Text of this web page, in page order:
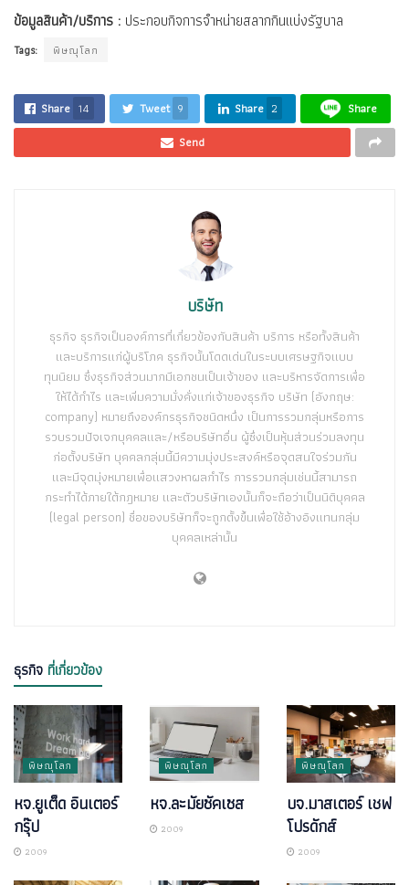
ข้อมูลสินค้า/บริการ : ประกอบกิจการจำหน่ายสลากกินแบ่งรัฐบาล
Tags: พิษณุโลก
Share 14 Tweet 9 Share 2
Share
Send
บริษัท
ธุรกิจ ธุรกิจเป็นองค์การที่เกี่ยวข้องกับสินค้า บริการ หรือทั้งสินค้า
และบริการแก่ผู้บริโภค ธุรกิจนั้นโดดเด่นในระบบเศรษฐกิจแบบ
ทุนนิยม ซึ่งธุรกิจส่วนมากมีเอกชนเป็นเจ้าของ และบริหารจัดการเพื่อ
ให้ได้กำไร และเพิ่มความมั่งคั่งแก่เจ้าของธุรกิจ บริษัท (อังกฤษ:
company) หมายถึงองค์กรธุรกิจชนิดหนึ่ง เป็นการรวมกลุ่มหรือการ
รวบรวมปัจเจกบุคคลและ/หรือบริษัทอื่น ผู้ซึ่งเป็นหุ้นส่วนร่วมลงทุน
ก่อตั้งบริษัท บุคคลกลุ่มนี้มีความมุ่งประสงค์หรือจุดสนใจร่วมกัน
และมีจุดมุ่งหมายเพื่อแสวงหาผลกำไร การรวมกลุ่มเช่นนี้สามารถ
กระทำได้ภายใต้กฎหมาย และตัวบริษัทเองนั้นก็จะถือว่าเป็นนิติบุคคล
(legal person) ชื่อของบริษัทก็จะถูกตั้งขึ้นเพื่อใช้อ้างอิงแทนกลุ่ม
บุคคลเหล่านั้น
ธุรกิจ ที่เกี่ยวข้อง
พิษณุโลก
หจ.ยูเต็ด อินเตอร์
กรุ๊ป
2009
พิษณุโลก
หจ.ละมัยซัคเซส
2009
พิษณุโลก
บจ.มาสเตอร์ เชฟ
โปรดักส์
2009